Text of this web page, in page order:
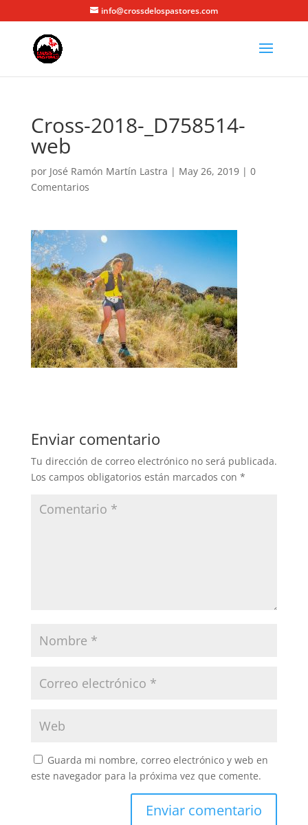
info@crossdelospastores.com
Cross-2018-_D758514-
web
por José Ramón Martín Lastra | May 26, 2019| 0
Comentarios
Enviar comentario
Tu dirección de correo electrónico no será publicada.
Los campos obligatorios están marcados con *
Guarda mi nombre, correo electrónico y web en
este navegador para la próxima vez que comente.